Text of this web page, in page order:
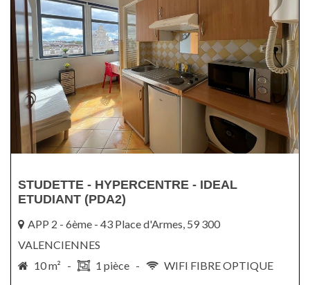
STUDETTE - HYPERCENTRE - IDEAL
ETUDIANT (PDA2)
APP 2 - 6ème - 43 Place d'Armes, 59 300
VALENCIENNES
10 m² -
1 pièce - WIFI FIBRE OPTIQUE